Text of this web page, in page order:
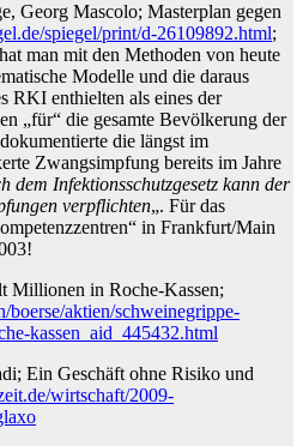
Georg Mascolo; Masterplan gegen
spiegel/print/d-26109892.html;
man mit den Methoden von heute
Modelle und die daraus
RKI enthielten als eines der
„für“ die gesamte Bevölkerung der
die längst im
Zwangsimpfung bereits im Jahre
dem Infektionsschutzgesetz kann der
verpflichten„. Für das
in Frankfurt/Main
Millionen in Roche-Kassen;
aktien/schweinegrippe-
kassen_aid_445432.html
Ein Geschäft ohne Risiko und
wirtschaft/2009-